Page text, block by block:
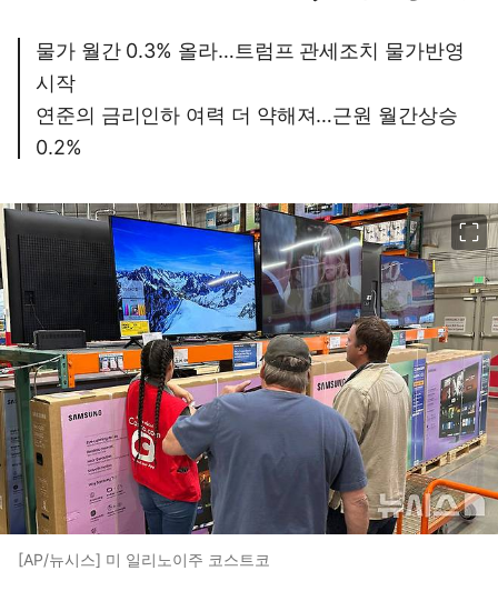
물가 월간 0.3% 올라…트럼프 관세조치 물가반영
시작
연준의 금리인하 여력 더 약해져…근원 월간상승
0.2%
[AP/뉴시스] 미 일리노이주 코스트코